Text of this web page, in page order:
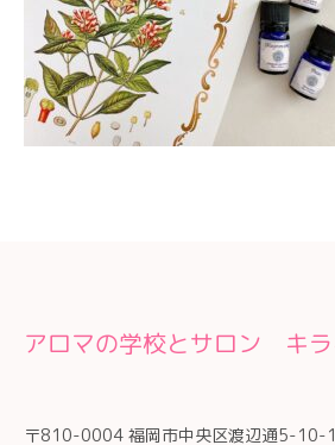
アロマの学校とサロン キ
〒810-0004 福岡市中央区渡辺通5-10-1